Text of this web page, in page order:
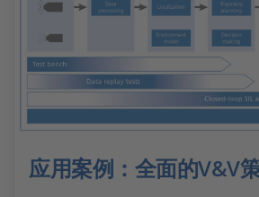
应用案例：全面的V&V